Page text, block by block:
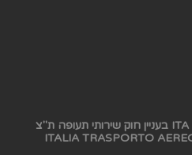
הסדר פשרה בתביעה ייצוגית נגד ITA בעניין חוק שירותי תעופה ת"צ